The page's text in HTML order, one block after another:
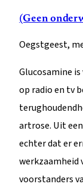
(Geen
Oegstgeest,
Glucosamine
op radio en tv
artrose. Uit
echter dat er
werkzaamheid
voorstanders